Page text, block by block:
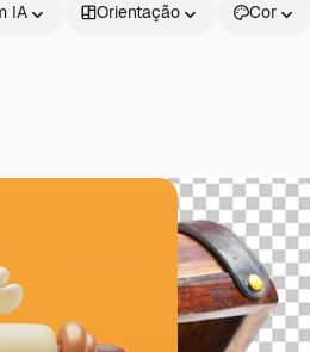
IA Orientação Cor
Produtos
Spaces
Começar
Academy